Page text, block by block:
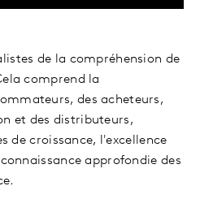
de la compréhension de
comprend la
des acheteurs,
et des distributeurs,
de croissance, l'excellence
approfondie des